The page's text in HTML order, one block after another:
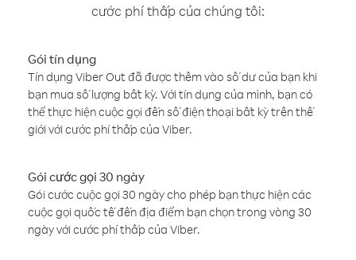
cước phí thấp của chúng tôi:
Gói tín dụng
Tín dụng Viber Out đã được thêm vào số dư của bạn khi
bạn mua số lượng bất kỳ. Với tín dụng của mình, bạn có
thể thực hiện cuộc gọi đến số điện thoại bất kỳ trên thế
giới với cước phí thấp của Viber.
Gói cước gọi 30 ngày
Gói cước cuộc gọi 30 ngày cho phép bạn thực hiện các
cuộc gọi quốc tế đến địa điểm bạn chọn trong vòng 30
ngày với cước phí thấp của Viber.